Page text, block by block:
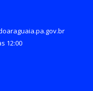
12:00